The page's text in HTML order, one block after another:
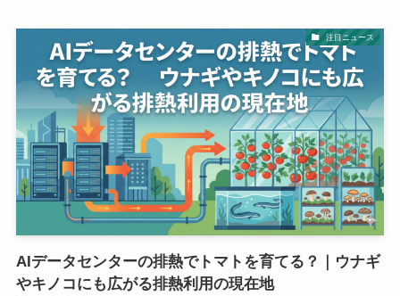
注目ニュース
AIデータセンターの排熱でトマトを育てる？｜ウナギ
やキノコにも広がる排熱利用の現在地